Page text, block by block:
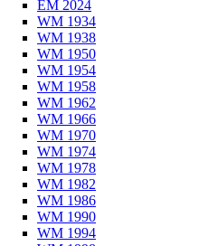
EM 2024
WM 1934
WM 1938
WM 1950
WM 1954
WM 1958
WM 1962
WM 1966
WM 1970
WM 1974
WM 1978
WM 1982
WM 1986
WM 1990
WM 1994